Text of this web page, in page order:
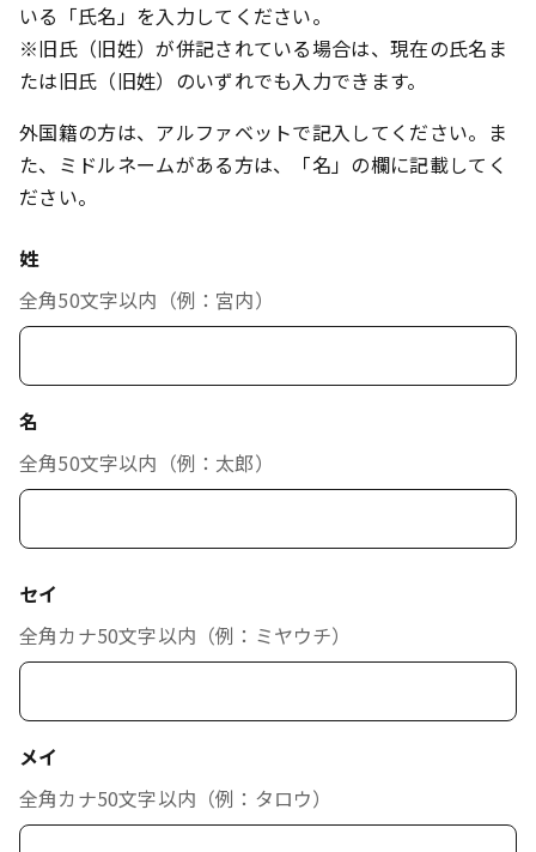
いる「氏名」を入力してください。
※旧氏（旧姓）が併記されている場合は、現在の氏名ま
たは旧氏（旧姓）のいずれでも入力できます。
外国籍の方は、アルファベットで記入してください。ま
た、ミドルネームがある方は、「名」の欄に記載してく
ださい。
姓
全角50文字以内（例：宮内）
名
全角50文字以内（例：太郎）
セイ
全角カナ50文字以内（例：ミヤウチ）
メイ
全角カナ50文字以内（例：タロウ）